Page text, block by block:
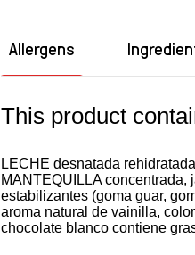
Allergens
This product
LECHE desnatada
MANTEQUILLA
estabilizantes (goma guar,
aroma natural de vainilla,
chocolate blanco contiene